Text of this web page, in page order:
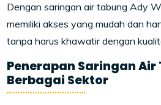
Dengan saringan air tabung Ady
memiliki akses yang mudah dan
tanpa harus khawatir dengan
Penerapan Saringan Air
Berbagai Sektor